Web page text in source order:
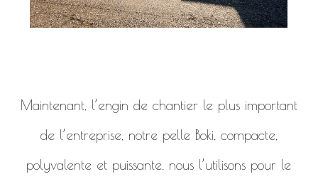
Maintenant, l’engin de chantier le plus important
de l’entreprise, notre pelle Boki, compacte,
polyvalente et puissante, nous l’utilisons pour le